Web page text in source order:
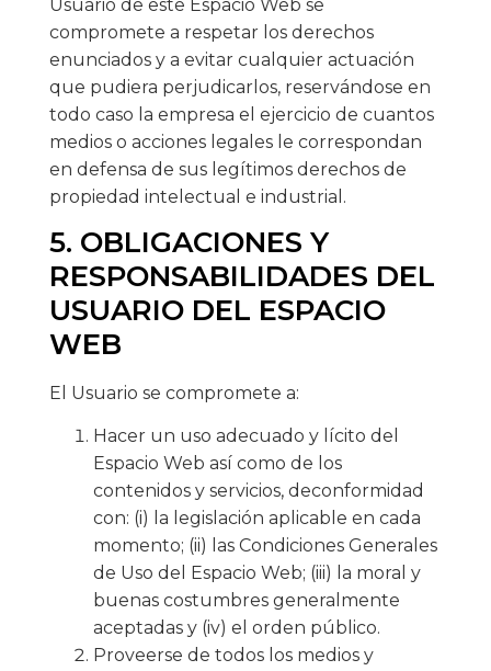
Usuario de este Espacio Web se
compromete a respetar los derechos
enunciados y a evitar cualquier actuación
que pudiera perjudicarlos, reservándose en
todo caso la empresa el ejercicio de cuantos
medios o acciones legales le correspondan
en defensa de sus legítimos derechos de
propiedad intelectual e industrial.
5. OBLIGACIONES Y
RESPONSABILIDADES DEL
USUARIO DEL ESPACIO
WEB
El Usuario se compromete a:
Hacer un uso adecuado y lícito del
Espacio Web así como de los
contenidos y servicios, deconformidad
con: (i) la legislación aplicable en cada
momento; (ii) las Condiciones Generales
de Uso del Espacio Web; (iii) la moral y
buenas costumbres generalmente
aceptadas y (iv) el orden público.
Proveerse de todos los medios y